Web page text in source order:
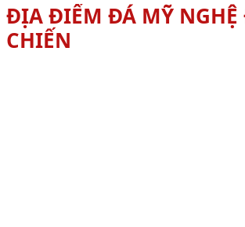
ĐỊA ĐIỂM ĐÁ MỸ NGHỆ
CHIẾN